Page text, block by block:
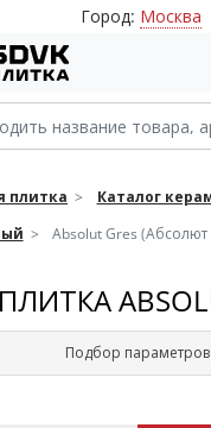
Город: Москва
плитка
Каталог
Absolut Gres (Абсолют
Подбор параметров